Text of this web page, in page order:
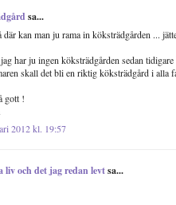
sa...
där kan man ju rama in köksträdgården ...
har ju ingen köksträdgården sedan
skall det bli en riktig köksträdgård i alla
gott !
2012 kl. 19:57
liv och det jag redan levtsa...